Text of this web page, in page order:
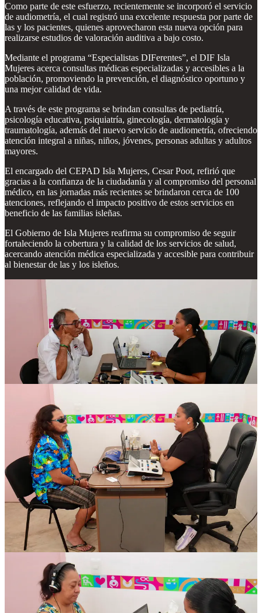
Como parte de este esfuerzo, recientemente se incorporó el servicio
de audiometría, el cual registró una excelente respuesta por parte de
las y los pacientes, quienes aprovecharon esta nueva opción para
realizarse estudios de valoración auditiva a bajo costo.
Mediante el programa “Especialistas DIFerentes”, el DIF Isla
Mujeres acerca consultas médicas especializadas y accesibles a la
población, promoviendo la prevención, el diagnóstico oportuno y
una mejor calidad de vida.
A través de este programa se brindan consultas de pediatría,
psicología educativa, psiquiatría, ginecología, dermatología y
traumatología, además del nuevo servicio de audiometría, ofreciendo
atención integral a niñas, niños, jóvenes, personas adultas y adultos
mayores.
El encargado del CEPAD Isla Mujeres, Cesar Poot, refirió que
gracias a la confianza de la ciudadanía y al compromiso del personal
médico, en las jornadas más recientes se brindaron cerca de 100
atenciones, reflejando el impacto positivo de estos servicios en
beneficio de las familias isleñas.
El Gobierno de Isla Mujeres reafirma su compromiso de seguir
fortaleciendo la cobertura y la calidad de los servicios de salud,
acercando atención médica especializada y accesible para contribuir
al bienestar de las y los isleños.
Compartir
Discusión sobre este post
Comentarios Restacks